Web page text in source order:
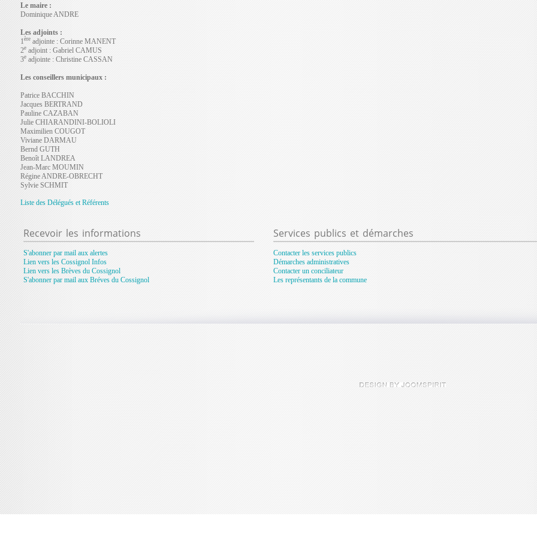
Le maire :
Dominique ANDRE
Les adjoints :
1èreadjointe : Corinne MANENT
2eadjoint : Gabriel CAMUS
3eadjointe : Christine CASSAN
Les conseillers municipaux :
Patrice BACCHIN
Jacques BERTRAND
Pauline CAZABAN
Julie CHIARANDINI-BOLIOLI
Maximilien COUGOT
Viviane DARMAU
Bernd GUTH
Benoît LANDREA
Jean-Marc MOUMIN
Régine ANDRE-OBRECHT
Sylvie SCHMIT
Liste des Délégués et Référents
Recevoirles informations
S'abonner par mail aux alertes
Lien vers les Cossignol Infos
Lien vers les Brèves du Cossignol
S'abonner par mail aux Bréves du Cossignol
Services publics et démarches
Contacter les services publics
Démarches administratives
Contacter un conciliateur
Les représentants de la commune